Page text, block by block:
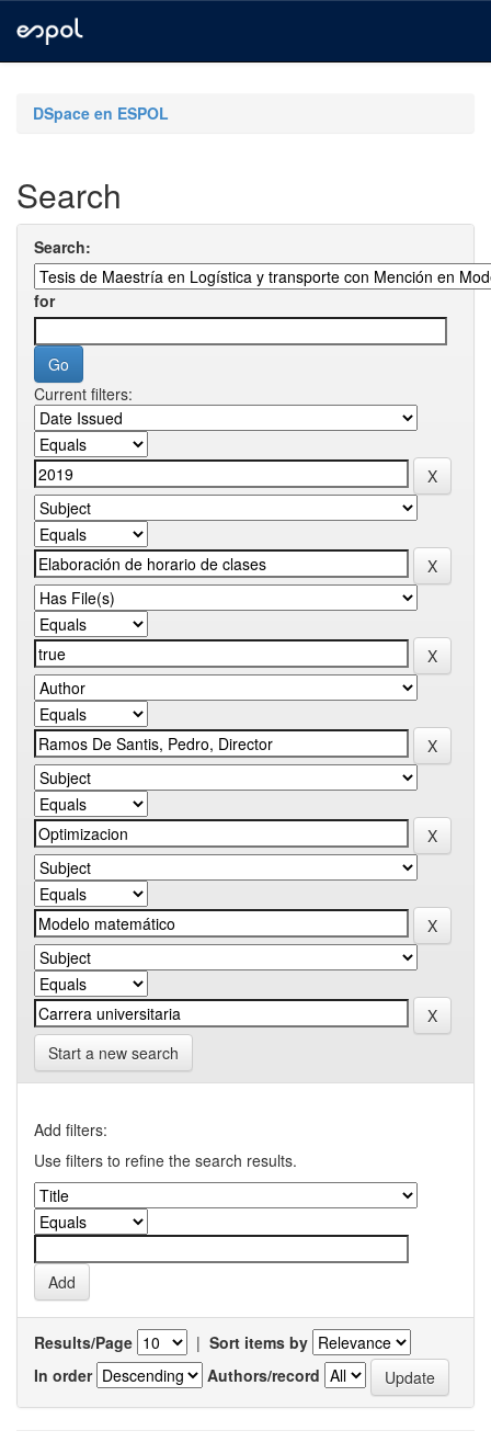
navigationDSpace en ESPOL
Search
Search:
for
Current filters:
Start a new search
Add filters:
Use filters to refine the search results.
Results/Page | Sort items by
In order
Authors/record